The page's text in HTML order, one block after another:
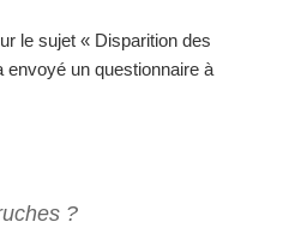
le sujet « Disparition des
envoyé un questionnaire à
?